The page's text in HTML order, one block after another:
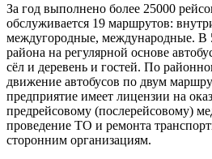
За год выполнено более 25000
обслуживается 19 маршрутов:
междугородные, международные. В
района на регулярной основе
сёл и деревень и гостей. По
движение автобусов по двум
предприятие имеет лицензии на
предрейсовому (послерейсовому)
проведение ТО и ремонта
сторонним организациям.